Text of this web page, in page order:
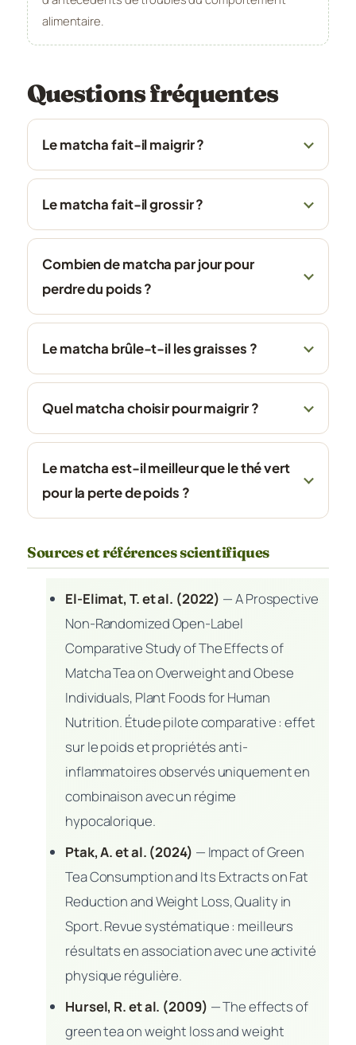
alimentaire.
Questions fréquentes
Le matcha fait-il maigrir ?
Le matcha fait-il grossir ?
Combien de matcha par jour pour
perdre du poids ?
Le matcha brûle-t-il les graisses ?
Quel matcha choisir pour maigrir ?
Le matcha est-il meilleur que le thé vert
pour la perte de poids ?
Sources et références scientifiques
El-Elimat, T. et al. (2022) —A Prospective
Non-Randomized Open-Label
Comparative Study of The Effects of
Matcha Tea on Overweight and Obese
Individuals, Plant Foods for Human
Nutrition. Étude pilote comparative : effet
sur le poids et propriétés anti-
inflammatoires observés uniquement en
combinaison avec un régime
hypocalorique.
Ptak, A. et al. (2024) — Impact of Green
Tea Consumption and Its Extracts on Fat
Reduction and Weight Loss, Quality in
Sport. Revue systématique : meilleurs
résultats en association avec une activité
physique régulière.
Hursel, R. et al. (2009) —The effects of
green tea on weight loss and weight